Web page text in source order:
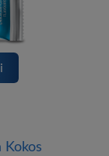
Kokos